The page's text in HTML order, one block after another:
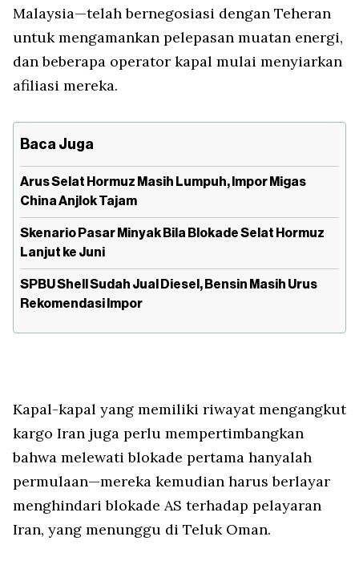
Malaysia—telah bernegosiasi dengan Teheran
untuk mengamankan pelepasan muatan energi,
dan beberapa operator kapal mulai menyiarkan
afiliasi mereka.
Baca Juga
Arus Selat Hormuz Masih Lumpuh, Impor Migas
China Anjlok Tajam
Skenario Pasar Minyak Bila Blokade Selat Hormuz
Lanjut ke Juni
SPBU Shell Sudah Jual Diesel, Bensin Masih Urus
Rekomendasi Impor
Kapal-kapal yang memiliki riwayat mengangkut
kargo Iran juga perlu mempertimbangkan
bahwa melewati blokade pertama hanyalah
permulaan—mereka kemudian harus berlayar
menghindari blokade AS terhadap pelayaran
Iran, yang menunggu di Teluk Oman.